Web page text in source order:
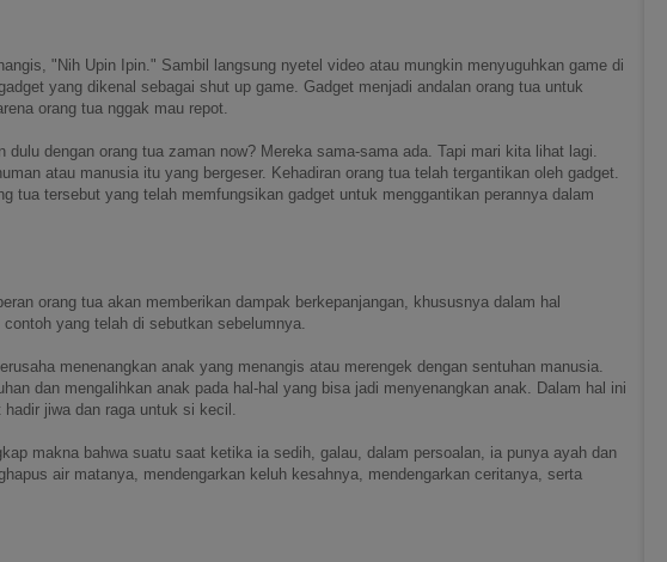
"Nih Upin Ipin." Sambil langsung nyetel video atau mungkin menyuguhkan game di
yang dikenal sebagai shut up game. Gadget menjadi andalan orang tua untuk
orang tua nggak mau repot.
dulu dengan orang tua zaman now? Mereka sama-sama ada. Tapi mari kita lihat lagi.
atau manusia itu yang bergeser. Kehadiran orang tua telah tergantikan oleh gadget.
tua tersebut yang telah memfungsikan gadget untuk menggantikan perannya dalam
orang tua akan memberikan dampak berkepanjangan, khususnya dalam hal
yang telah di sebutkan sebelumnya.
menenangkan anak yang menangis atau merengek dengan sentuhan manusia.
dan mengalihkan anak pada hal-hal yang bisa jadi menyenangkan anak. Dalam hal ini
jiwa dan raga untuk si kecil.
makna bahwa suatu saat ketika ia sedih, galau, dalam persoalan, ia punya ayah dan
air matanya, mendengarkan keluh kesahnya, mendengarkan ceritanya, serta